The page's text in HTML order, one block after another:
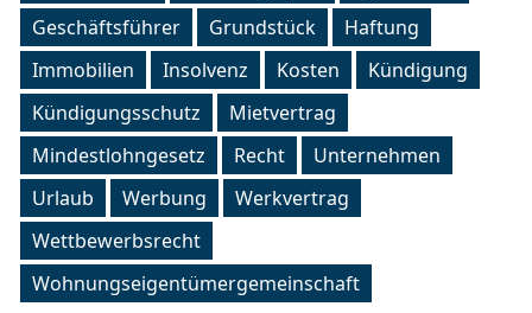
Geschäftsführer
Grundstück
Haftung
Immobilien
Insolvenz Kosten
Kündigung
Kündigungsschutz
Mietvertrag
Mindestlohngesetz
Recht
Unternehmen
Urlaub
Werbung
Werkvertrag
Wettbewerbsrecht
Wohnungseigentümergemeinschaft